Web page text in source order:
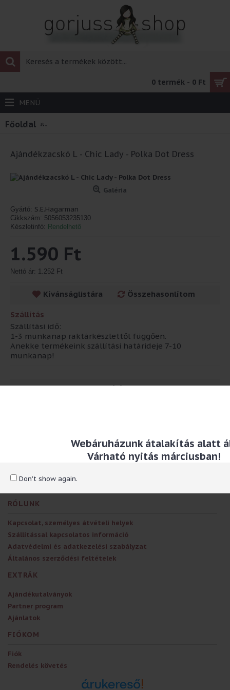
Webáruházunk átalakítás alatt
Várható nyitás márciusban!
Don't show again.
0 termék - 0 Ft
MENÜ
Főoldal Ajándékzacskó L - Chic Lady - Polka Dot Dress
Ajándékzacskó L - Chic Lady - Polka Dot Dress
Galéria
Gyártó: S.E.Hagarman
Cikkszám: 5056053235130
Készletinfó: Rendelhető
1.590 Ft
Nettó ár: 1.252 Ft
Kívánságlistára Összehasonlítom
Szállítás
Szállítási idő:
1-3 munkanap raktárkészlettől függően.
Anekke termékeink szállítási határideje 7-10
munkanap!
Leírás
TAG-ek: ajándékzacskó
RÓLUNK
Kapcsolat, személyes átvételi helyek
Szállítással kapcsolatos információ
Adatvédelmi és adatkezelési szabályzat
Általános szerződési feltételek
EXTRÁK
Ajándékutalványok
Partner program
Ajánlatok
FIÓKOM
Fiók
Rendelés követés